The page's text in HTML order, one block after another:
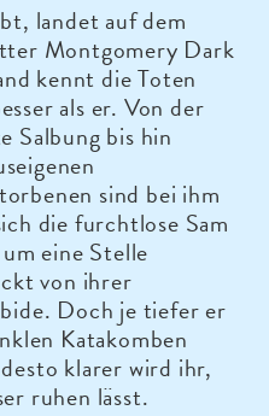
landet auf dem
Montgomery Dark
kennt die Toten
als er. Von der
Salbung bis hin
sind bei ihm
die furchtlose Sam
eine Stelle
von ihrer
Doch je tiefer er
Katakomben
klarer wird ihr,
ruhen lässt.